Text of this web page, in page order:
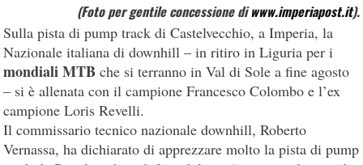
(Foto per gentile concessione diwww.imperiapost.it).
Sulla pista di pump track di Castelvecchio, a Imperia, la
Nazionale italiana di downhill – in ritiro in Liguria per i
mondiali MTB che si terranno in Val di Sole a fine agosto
– si è allenata con il campione Francesco Colombo e l’ex
campione Loris Revelli.
Il commissario tecnico nazionale downhill, Roberto
Vernassa, ha dichiarato di apprezzare molto la pista di pump